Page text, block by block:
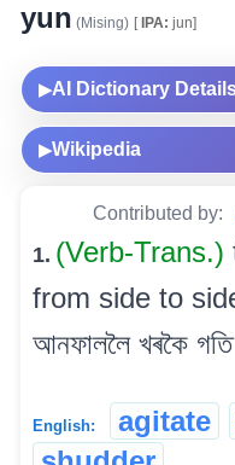
yun (Mising) [IPA: jun]
▶AI Dictionary
▶Wikipedia
Contributed by:
1. (Verb-Trans.)
from side to side
আনফাললৈ খৰকৈ
English: agitate